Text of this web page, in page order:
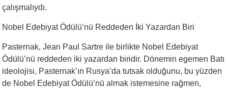
çalışmalıydı.
Nobel Edebiyat Ödülü’nü Reddeden İki Yazardan Biri
Pasternak, Jean Paul Sartre ile birlikte Nobel Edebiyat
Ödülü’nü reddeden iki yazardan biridir. Dönemin egemen Batı
ideolojisi, Pasternak’ın Rusya’da tutsak olduğunu, bu yüzden
de Nobel Edebiyat Ödülü’nü almak istemesine rağmen,